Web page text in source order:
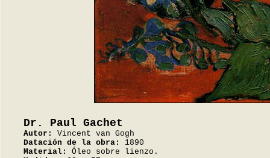
Dr. Paul Gachet
Autor:
Vincent van Gogh
Datación de la obra:
1890
Material:
Óleo sobre lienzo.